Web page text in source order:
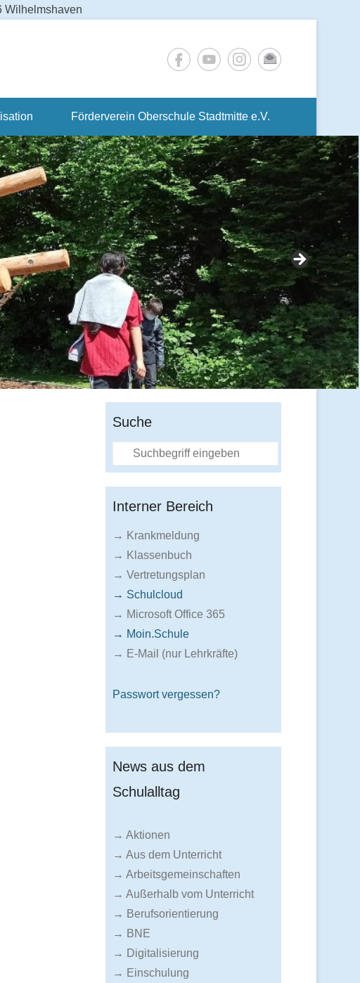
Wilhelmshaven
Förderverein Oberschule Stadtmitte e.V.
Suche
Suche
Interner Bereich
→ Krankmeldung
→ Klassenbuch
→ Vertretungsplan
→ Schulcloud
→ Microsoft Office 365
→ Moin.Schule
→ E-Mail (nur Lehrkräfte)
Passwort vergessen?
News aus dem
Schulalltag
→ Aktionen
→ Aus dem Unterricht
→ Arbeitsgemeinschaften
→ Außerhalb vom Unterricht
→ Berufsorientierung
→ BNE
→ Digitalisierung
→ Einschulung